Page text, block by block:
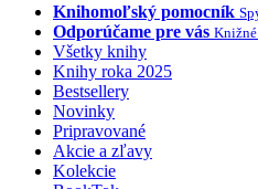
Knihomoľský pomocník
Odporúčame pre vás
Všetky knihy
Knihy roka 2025
Bestsellery
Novinky
Pripravované
Akcie a zľavy
Kolekcie